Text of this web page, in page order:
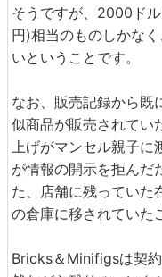
そうですが、2000ド
円)相当のものしかな
いということです。
なお、販売記録から
似商品が販売されてい
上げがマンセル親子
が情報の開示を拒んだ
た、店舗に残っていた
の倉庫に移されていた
Bricks＆Minifigsは契